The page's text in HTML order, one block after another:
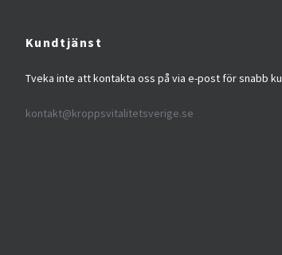
Kundtjänst
Tveka inte att kontakta oss på via e-post för snabb
kontakt@kroppsvitalitetsverige.se